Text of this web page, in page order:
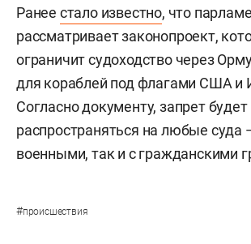
Ранее стало известно, что
рассматривает законопроект,
ограничит судоходство через
для кораблей под флагами США и
Согласно документу, запрет будет
распространяться на любые суда
военными, так и с гражданскими
#происшествия